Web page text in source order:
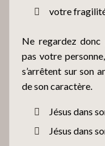
votre fragilité
Ne regardez donc
pas votre
s’arrêtent sur son
de son caractère.
Jésus dans
Jésus dans